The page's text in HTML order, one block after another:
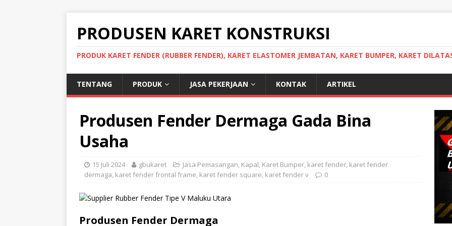
PRODUSEN KARET KONSTRUKSI
PRODUK KARET FENDER (RUBBER FENDER), KARET ELASTOMER JEMBATAN, KARET BUMPER, KARET
TENTANG PRODUK JASA PEKERJAAN KONTAK ARTIKEL
Produsen Fender Dermaga Gada Bina
Usaha
15 Juli 2024 gbukaret Jasa Pemasangan, Kapal, Karet Bumper, karet fender, karet fender
dermaga, karet fender frontal frame, karet fender square, karet fender v 0
Produsen Fender Dermaga